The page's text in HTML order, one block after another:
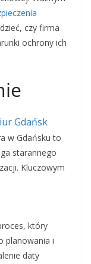
czy firma
ochrony ich
Gdańsk
w Gdańsku to
starannego
Kluczowym
który
planowania i
daty